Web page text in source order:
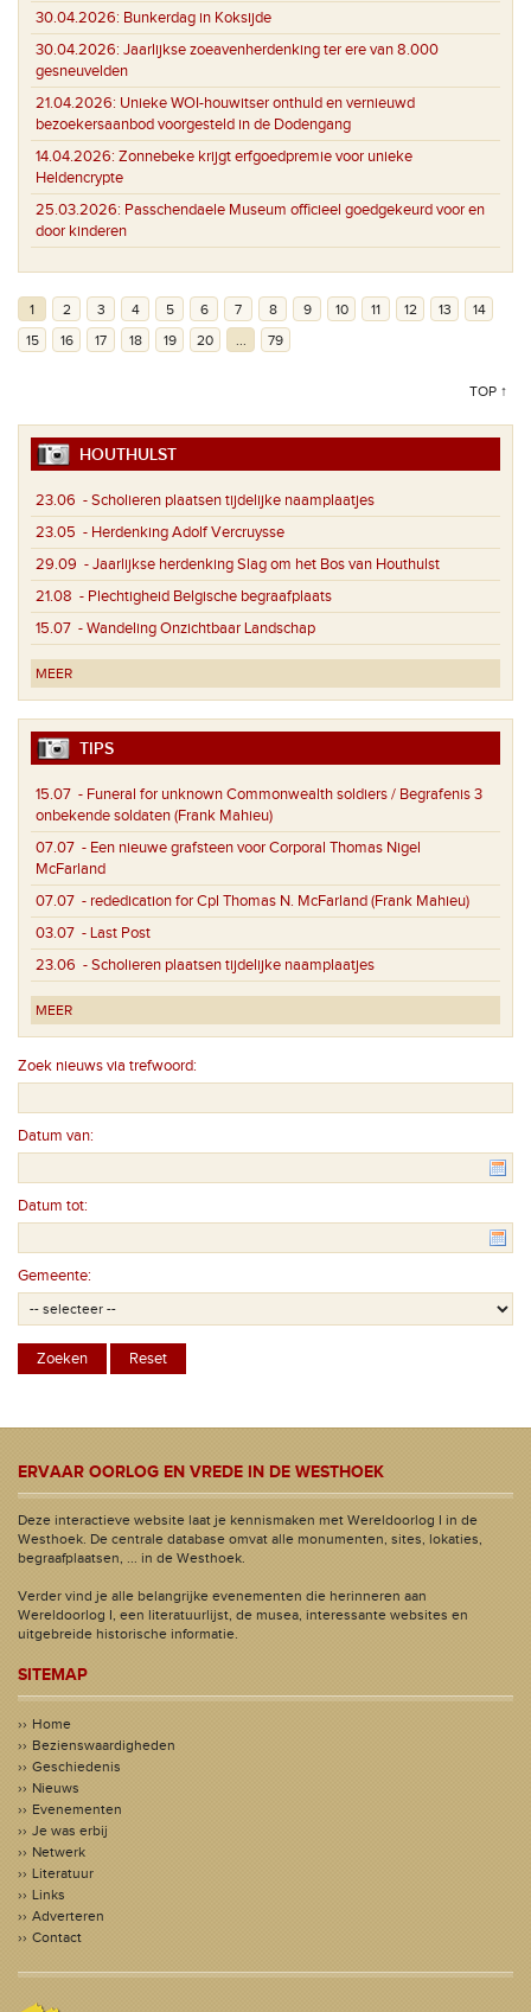
30.04.2026: Bunkerdag in Koksijde
30.04.2026: Jaarlijkse zoeavenherdenking ter ere van 8.000
gesneuvelden
21.04.2026: Unieke WOI-houwitser onthuld en vernieuwd
bezoekersaanbod voorgesteld in de Dodengang
14.04.2026: Zonnebeke krijgt erfgoedpremie voor unieke
Heldencrypte
25.03.2026: Passchendaele Museum officieel goedgekeurd voor en
door kinderen
1 2 3 4 5 6 7 8 9 10 11 12 13
14
15
16 17 18 19 20 79
TOP ↑
HOUTHULST
23.06 - Scholieren plaatsen tijdelijke naamplaatjes
23.05 - Herdenking Adolf Vercruysse
29.09 - Jaarlijkse herdenking Slag om het Bos van Houthulst
21.08 - Plechtigheid Belgische begraafplaats
15.07 - Wandeling Onzichtbaar Landschap
MEER
TIPS
15.07 - Funeral for unknown Commonwealth soldiers / Begrafenis 3
onbekende soldaten (Frank Mahieu)
07.07 - Een nieuwe grafsteen voor Corporal Thomas Nigel
McFarland
07.07 - rededication for Cpl Thomas N. McFarland (Frank Mahieu)
03.07 - Last Post
23.06 - Scholieren plaatsen tijdelijke naamplaatjes
MEER
Zoek nieuws via trefwoord:
Datum van:
Datum tot:
Gemeente:
ERVAAR OORLOG EN VREDE IN DE WESTHOEK
Deze interactieve website laat je kennismaken met Wereldoorlog I in de
Westhoek. De centrale database omvat alle monumenten, sites, lokaties,
begraafplaatsen, ... in de Westhoek.
Verder vind je alle belangrijke evenementen die herinneren aan
Wereldoorlog I, een literatuurlijst, de musea, interessante websites en
uitgebreide historische informatie.
SITEMAP
Home
Bezienswaardigheden
Geschiedenis
Nieuws
Evenementen
Je was erbij
Netwerk
Literatuur
Links
Adverteren
Contact